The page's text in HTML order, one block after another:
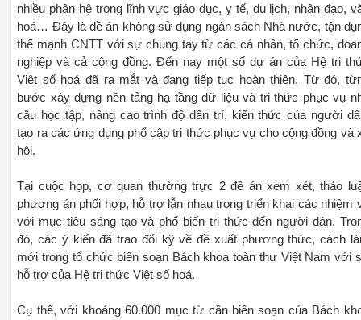
nhiều phân hệ trong lĩnh vực giáo dục, y tế, du lịch, nhân đạo,
hoá… Đây là đề án không sử dụng ngân sách Nhà nước, tận
thế mạnh CNTT với sự chung tay từ các cá nhân, tổ chức,
nghiệp và cả cộng đồng. Đến nay một số dự án của Hệ tri
Việt số hoá đã ra mắt và đang tiếp tục hoàn thiện. Từ đó,
bước xây dựng nền tảng hạ tầng dữ liệu và tri thức phục vụ
cầu học tập, nâng cao trình độ dân trí, kiến thức của người
tạo ra các ứng dụng phổ cập tri thức phục vụ cho cộng đồng và
hội.
Tại cuộc họp, cơ quan thường trực 2 đề án xem xét, thảo
phương án phối hợp, hỗ trợ lẫn nhau trong triển khai các nhiệm
với mục tiêu sáng tạo và phổ biến tri thức đến người dân.
đó, các ý kiến đã trao đổi kỹ về đề xuất phương thức, cách
mới trong tổ chức biên soạn Bách khoa toàn thư Việt Nam với
hỗ trợ của Hệ tri thức Việt số hoá.
Cụ thể, với khoảng 60.000 mục từ cần biên soạn của Bách